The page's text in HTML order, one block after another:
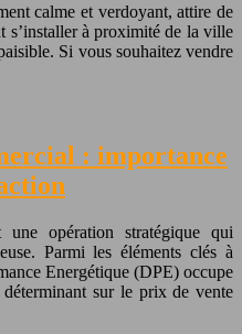
calme et verdoyant, attire de
s’installer à proximité de la ville
Si vous souhaitez vendre
: importance
opération stratégique qui
Parmi les éléments clés à
Energétique (DPE) occupe
sur le prix de vente